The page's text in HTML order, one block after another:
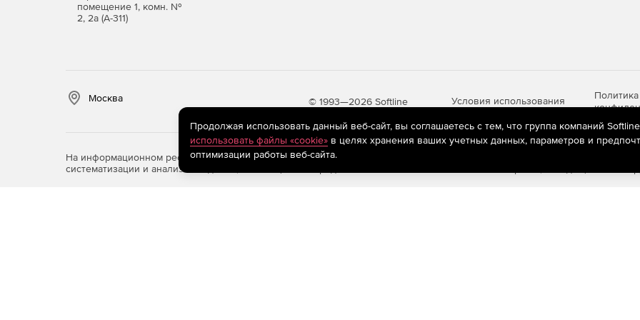
Высокая точность расчетов. Использование метода конечных элементов с адаптивной сеткой и
нелинейными моделями материалов обеспечивает достоверные результаты для сложных
Оптимизация проектных решений. Возможность варьирования параметров модели и мгновенного
пересчета позволяет подбирать оптимальные конструктивные схемы, снижать материалоемкость и
стоимость строительства без ущерба для надежности.
Удобство интерфейса и автоматизация. Интуитивно понятные инструменты моделирования,
помещение 1, комн. №
2, 2а (А-311)
Москва © 1993—2026 Softline Условия использования
Политика
На информационном ресурсе store.softline.ru применяются
(информационные
систематизации и анализа сведений, относящихся к предпочтениям пользователей сети «Интернет», находящихся на
Продолжая использовать данный веб-сайт, вы соглашаетесь с тем, что группа компаний
использовать файлы «cookie»в целях хранения ваших учетных данных, параметров и
оптимизации работы веб-сайта.